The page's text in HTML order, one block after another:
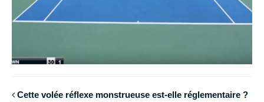
Cette volée réflexe monstrueuse est-elle réglementaire ?